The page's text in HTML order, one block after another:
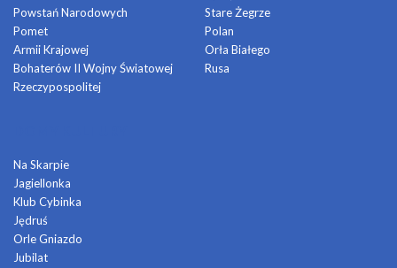
Powstań Narodowych
Pomet
Armii Krajowej
Bohaterów II Wojny Światowej
Rzeczypospolitej
Stare Żegrze
Polan
Orła Białego
Rusa
Na Skarpie
Jagiellonka
Klub Cybinka
Jędruś
Orle Gniazdo
Jubilat